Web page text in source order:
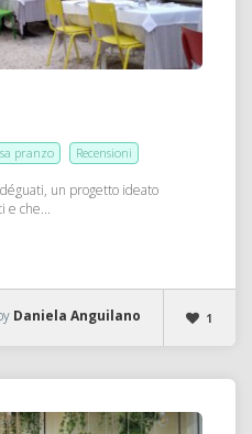
pranzo Recensioni
un progetto ideato
e che...
1
Daniela Anguilano